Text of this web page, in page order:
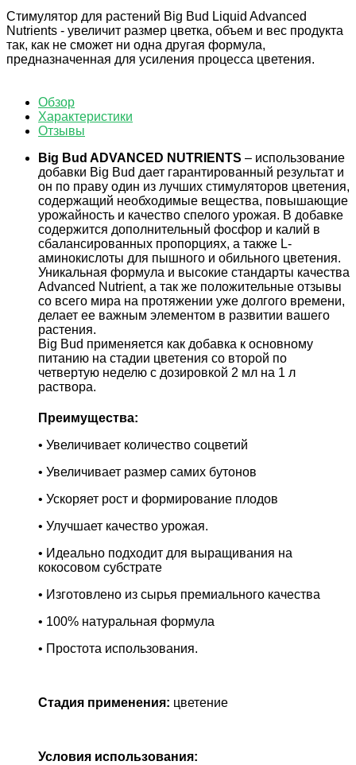
Стимулятор для растений Big Bud Liquid Advanced
Nutrients - увеличит размер цветка, объем и вес продукта
так, как не сможет ни одна другая формула,
предназначенная для усиления процесса цветения.
Обзор
Характеристики
Отзывы
Big Bud ADVANCED NUTRIENTS – использование
добавки Big Bud дает гарантированный результат и
он по праву один из лучших стимуляторов цветения,
содержащий необходимые вещества, повышающие
урожайность и качество спелого урожая. В добавке
содержится дополнительный фосфор и калий в
сбалансированных пропорциях, а также L-
аминокислоты для пышного и обильного цветения.
Уникальная формула и высокие стандарты качества
Advanced Nutrient, а так же положительные отзывы
со всего мира на протяжении уже долгого времени,
делает ее важным элементом в развитии вашего
растения.
Big Bud применяется как добавка к основному
питанию на стадии цветения со второй по
четвертую неделю с дозировкой 2 мл на 1 л
раствора.
Преимущества:
• Увеличивает количество соцветий
• Увеличивает размер самих бутонов
• Ускоряет рост и формирование плодов
• Улучшает качество урожая.
• Идеально подходит для выращивания на
кокосовом субстрате
• Изготовлено из сырья премиального качества
• 100% натуральная формула
• Простота использования.
Стадия применения: цветение
Условия использования: